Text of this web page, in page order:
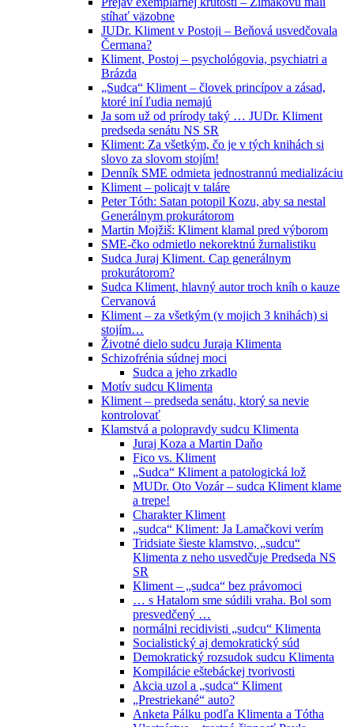
stíhať väzobne
JUDr. Kliment v Postoji – Beňová usvedčovala
Čermana?
Kliment, Postoj – psychológovia, psychiatri a
Brázda
„Sudca“ Kliment – človek princípov a zásad,
ktoré iní ľudia nemajú
Ja som už od prírody taký … JUDr. Kliment
predseda senátu NS SR
Kliment: Za všetkým, čo je v tých knihách si
slovo za slovom stojím!
Denník SME odmieta jednostrannú medializáciu
Kliment – policajt v taláre
Peter Tóth: Satan potopil Kozu, aby sa nestal
Generálnym prokurátorom
Martin Mojžiš: Kliment klamal pred výborom
SME-čko odmietlo nekorektnú žurnalistiku
Sudca Juraj Kliment. Cap generálnym
prokurátorom?
Sudca Kliment, hlavný autor troch kníh o kauze
Cervanová
Kliment – za všetkým (v mojich 3 knihách) si
stojím…
Životné dielo sudcu Juraja Klimenta
Schizofrénia súdnej moci
Sudca a jeho zrkadlo
Motív sudcu Klimenta
Kliment – predseda senátu, ktorý sa nevie
kontrolovať
Klamstvá a polopravdy sudcu Klimenta
Juraj Koza a Martin Daňo
Fico vs. Kliment
„Sudca“ Kliment a patologická lož
MUDr. Oto Vozár – sudca Kliment klame
a trepe!
Charakter Kliment
„sudca“ Kliment: Ja Lamačkovi verím
Tridsiate šieste klamstvo, „sudcu“
Klimenta z neho usvedčuje Predseda NS
SR
Kliment – „sudca“ bez právomoci
… s Hatalom sme súdili vraha. Bol som
presvedčený …
normálni recidivisti „sudcu“ Klimenta
Socialistický aj demokratický súd
Demokratický rozsudok sudcu Klimenta
Kompilácie eštebáckej tvorivosti
Akcia uzol a „sudca“ Kliment
„Prestriekané“ auto?
Anketa Pálku podľa Klimenta a Tótha